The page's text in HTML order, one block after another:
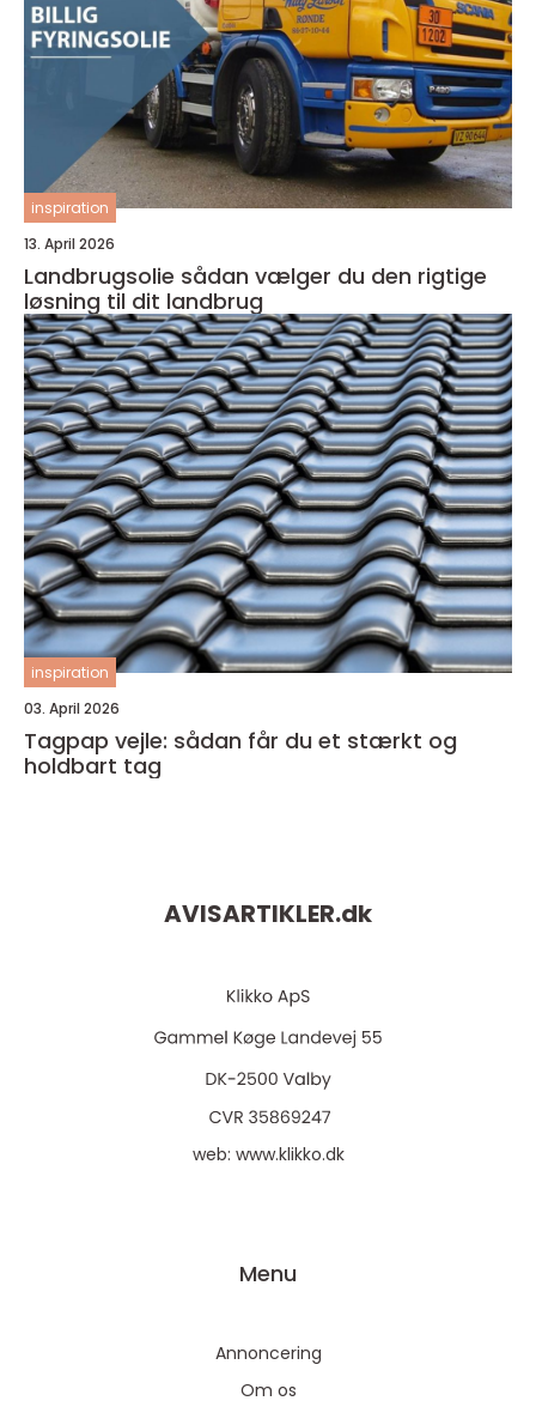
inspiration
13. April 2026
Landbrugsolie sådan vælger du den rigtige
løsning til dit landbrug
inspiration
03. April 2026
Tagpap vejle: sådan får du et stærkt og
holdbart tag
AVISARTIKLER.dk
web: www.klikko.dk
Menu
Annoncering
Om os